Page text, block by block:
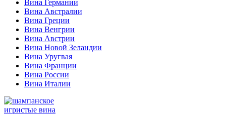
Вина Германии
Вина Австралии
Вина Греции
Вина Венгрии
Вина Австрии
Вина Новой Зеландии
Вина Уругвая
Вина Франции
Вина России
Вина Италии
игристые вина